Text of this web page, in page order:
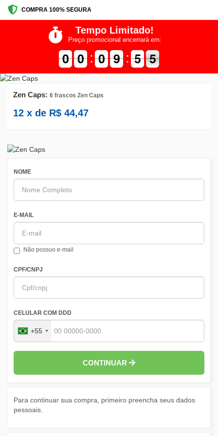
COMPRA 100% SEGURA
Tempo Limitado!
Preço promocional encerrará em:
9
9
0
0 9
9
0
0 9
9
0
0 8
8
9
9 4
4
5
5 5
5
4
Zen Caps: 6 frascos Zen Caps
12 x de R$ 44,47
NOME
E-MAIL
Não possuo e-mail
CPF/CNPJ
CELULAR COM DDD
+55
CONTINUAR
Para continuar sua compra, primeiro preencha seus dados
pessoais.